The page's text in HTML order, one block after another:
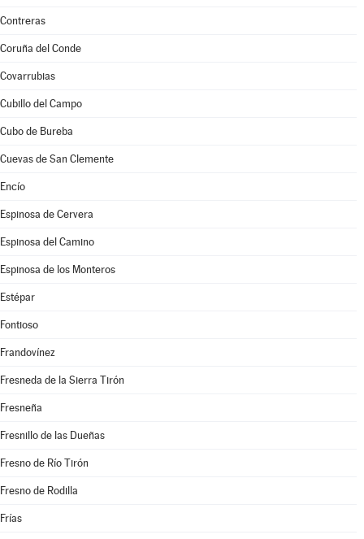
Contreras
Coruña del Conde
Covarrubias
Cubillo del Campo
Cubo de Bureba
Cuevas de San Clemente
Encío
Espinosa de Cervera
Espinosa del Camino
Espinosa de los Monteros
Estépar
Fontioso
Frandovínez
Fresneda de la Sierra Tirón
Fresneña
Fresnillo de las Dueñas
Fresno de Río Tirón
Fresno de Rodilla
Frías